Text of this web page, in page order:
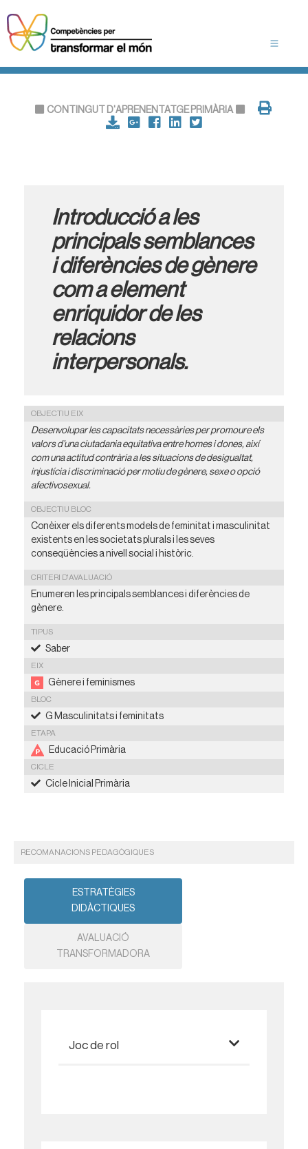
CONTINGUT D'APRENENTATGE PRIMÀRIA
Introducció a les
principals semblances
i diferències de gènere
com a element
enriquidor de les
relacions
interpersonals.
OBJECTIU EIX
Desenvolupar les capacitats necessàries per promoure els
valors d’una ciutadania equitativa entre homes i dones, així
com una actitud contrària a les situacions de desigualtat,
injustícia i discriminació per motiu de gènere, sexe o opció
afectivosexual.
OBJECTIU BLOC
Conèixer els diferents models de feminitat i masculinitat
existents en les societats plurals i les seves
conseqüències a nivell social i històric.
CRITERI D'AVALUACIÓ
Enumeren les principals semblances i diferències de
gènere.
TIPUS
Saber
EIX
Gènere i feminismes
BLOC
G Masculinitats i feminitats
ETAPA
Educació Primària
CICLE
Cicle Inicial Primària
RECOMANACIONS PEDAGÒGIQUES
ESTRATÈGIES
DIDÀCTIQUES
AVALUACIÓ
TRANSFORMADORA
Joc de rol